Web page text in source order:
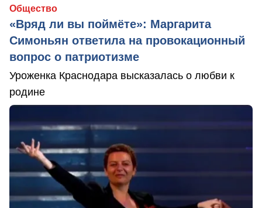
Общество
«Вряд ли вы поймёте»: Маргарита
Симоньян ответила на провокационный
вопрос о патриотизме
Уроженка Краснодара высказалась о любви к
родине